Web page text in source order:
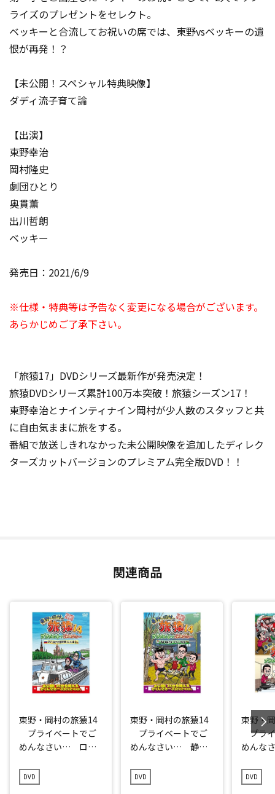
ライズのプレゼントをセレクト。
ベッキーと合流してお祝いの席では、東野vsベッキーの遺
恨が再発！？
【未公開！スペシャル特典映像】
ダディ流子育て論
【出演】
東野幸治
岡村隆史
劇団ひとり
奥貫薫
出川哲朗
ベッキー
発売日：2021/6/9
※仕様・特典等は予告なく変更になる場合がございます。
あらかじめご了承下さい。
「旅猿17」DVDシリーズ最新作が発売決定！
旅猿DVDシリーズ累計100万本突破！旅猿シーズン17！
東野幸治とナインティナイン岡村が少人数のスタッフと共
に自由気ままに旅をする。
番組で放送しきれなかった未公開映像を追加したディレク
ターズカットバージョンのプレミアム完全版DVD！！
関連商品
東野・岡村の旅猿14
プライベートでご
めんなさい… ロシ
の旅 ルンルン編
プレミアム完全版
DVD
東野・岡村の旅猿14
プライベートでご
めんなさい… 静
ャンプの旅 プレミ
アム完全版
DVD
東野・
プラ
めんな
DVD